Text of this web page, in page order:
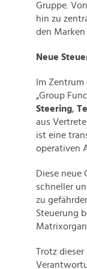
Gruppe.
hin zu
den Marken
Neue
Im
„Group
Steering,
aus
ist eine
operativen
Diese neue
schneller
zu
Steuerung
Trotz